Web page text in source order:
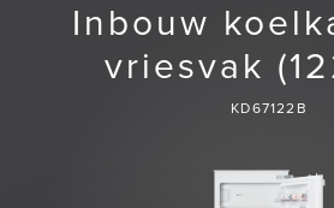
Inbouw
vriesvak
KD67122B